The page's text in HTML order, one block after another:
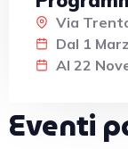
Via
Dal 1
Al 22
Eventi